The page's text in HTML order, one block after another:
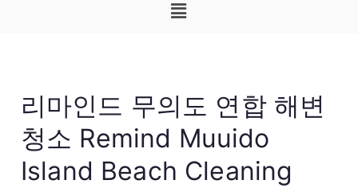
리마인드 무의도 연합 해변
청소 Remind Muuido
Island Beach Cleaning